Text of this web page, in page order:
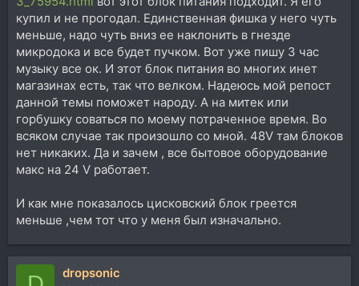
купил и не прогодал. Единственная фишка у него чуть
меньше, надо чуть вниз ее наклонить в гнезде
микродока и все будет пучком. Вот уже пишу 3 час
музыку все ок. И этот блок питания во многих инет
магазинах есть, так что велком. Надеюсь мой репост
данной темы поможет народу. А на митек или
горбушку соваться по моему потраченное время. Во
всяком случае так произошло со мной. 48V там блоков
нет никаких. Да и зачем , все бытовое оборудование
макс на 24 V работает.
И как мне показалось цисковский блок греется
меньше ,чем тот что у меня был изначально.
dropsonic